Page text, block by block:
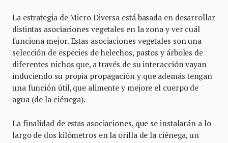
La estrategia de Micro Diversa está basada en desarrollar
distintas asociaciones vegetales en la zona y ver cuál
funciona mejor. Estas asociaciones vegetales son una
selección de especies de helechos, pastos y árboles de
diferentes nichos que, a través de su interacción vayan
induciendo su propia propagación y que además tengan
una función útil, que alimente y mejore el cuerpo de
agua (de la ciénega).
La finalidad de estas asociaciones, que se instalarán a lo
largo de dos kilómetros en la orilla de la ciénega, un